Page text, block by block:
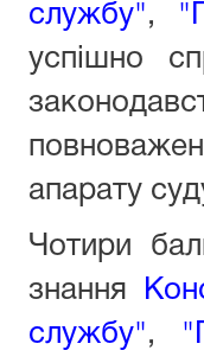
службу",
успішно
апарату
Чотири
знання
службу",